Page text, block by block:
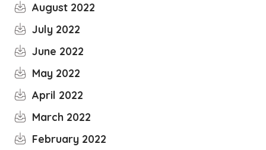
August 2022
July 2022
June 2022
May 2022
April 2022
March 2022
February 2022